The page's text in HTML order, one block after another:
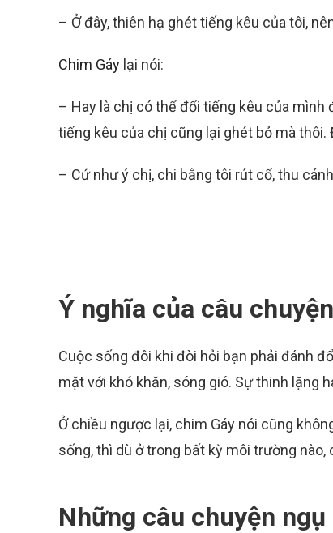
– Ở đây, thiên hạ ghét tiếng kêu của tôi,
Chim Gáy lại nói:
– Hay là chị có thể đổi tiếng kêu của mình
tiếng kêu của chị cũng lại ghét bỏ mà thôi.
– Cứ như ý chị, chi bằng tôi rút cổ, thu
Ý nghĩa của câu
Cuộc sống đôi khi đòi hỏi bạn phải đánh
mặt với khó khăn, sóng gió. Sự thinh lặng
Ở chiều ngược lại, chim Gáy nói cũng
sống, thì dù ở trong bất kỳ môi trường
Những câu chuyện